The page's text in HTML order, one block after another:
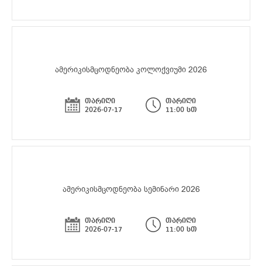
ამერიკისმცოდნეობა კოლოქვიუმი 2026
თარიღი
2026-07-17
თარიღი
11:00 სთ
ამერიკისმცოდნეობა სემინარი 2026
თარიღი
2026-07-17
თარიღი
11:00 სთ